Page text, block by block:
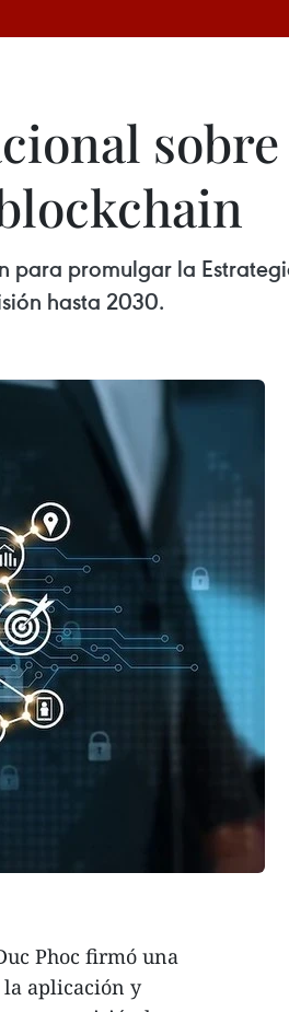
para promulgar la
hasta 2030.
Phoc firmó una
aplicación y